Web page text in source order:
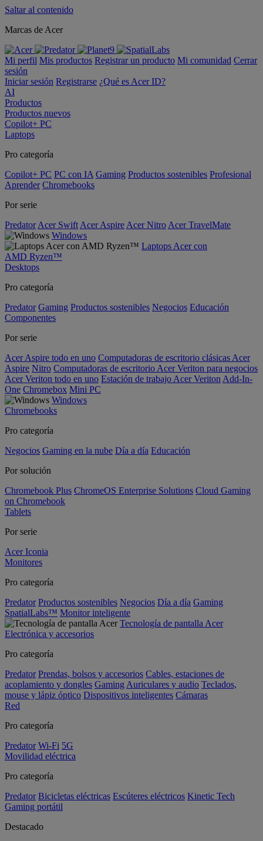
Saltar al contenido
Marcas de Acer
Mi perfil Mis productos Registrar un producto Mi comunidad Cerrar
sesión
Iniciar sesión Registrarse ¿Qué es Acer ID?
AI
Productos
Productos nuevos
Copilot+ PC
Laptops
Pro categoría
Copilot+ PC PC con IA Gaming Productos sostenibles Profesional
Aprender Chromebooks
Por serie
Predator Acer Swift Acer Aspire Acer Nitro Acer TravelMate
Windows
Laptops Acer con
AMD Ryzen™
Desktops
Pro categoría
Predator Gaming Productos sostenibles Negocios Educación
Componentes
Por serie
Acer Aspire todo en uno Computadoras de escritorio clásicas Acer
Aspire Nitro Computadoras de escritorio Acer Veriton para negocios
Acer Veriton todo en uno Estación de trabajo Acer Veriton Add-In-
One Chromebox Mini PC
Windows
Chromebooks
Pro categoría
Negocios Gaming en la nube Día a día Educación
Por solución
Chromebook Plus ChromeOS Enterprise Solutions Cloud Gaming
on Chromebook
Tablets
Por serie
Acer Iconia
Monitores
Pro categoría
Predator Productos sostenibles Negocios Día a día Gaming
SpatialLabs™ Monitor inteligente
Tecnología de pantalla Acer
Electrónica y accesorios
Pro categoría
Predator Prendas, bolsos y accesorios Cables, estaciones de
acoplamiento y dongles Gaming Auriculares y audio Teclados,
mouse y lápiz óptico Dispositivos inteligentes Cámaras
Red
Pro categoría
Predator Wi-Fi 5G
Movilidad eléctrica
Pro categoría
Predator Bicicletas eléctricas Escúteres eléctricos Kinetic Tech
Gaming portátil
Destacado